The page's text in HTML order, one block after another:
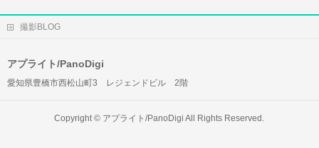
撮影BLOG
アプライト/PanoDigi
愛知県豊橋市西松山町3 レジェンドビル 2階
Copyright © アプライト/PanoDigi All Rights Reserved.